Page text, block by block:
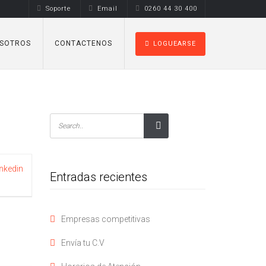
Soporte Email 0260 44 30 400
CONTACTENOS LOGUEARSE
Entradas recientes
Empresas competitivas
Envía tu C.V